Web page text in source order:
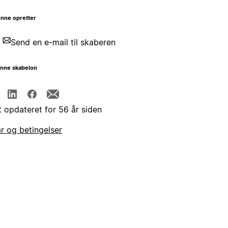
opretter
Send en e-mail til skaberen
skabelon
opdateret for 56 år siden
og betingelser